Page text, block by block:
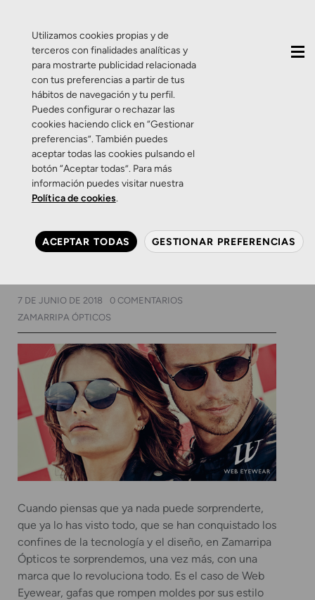
Etiqueta:Gafas de sol
vintage
Productos Zamarripa
Con gafas Web Eyewear
harás realidad tu sueño de
7 DE JUNIO DE 2018
0 COMENTARIOS
ZAMARRIPA ÓPTICOS
Cuando piensas que ya nada puede sorprenderte,
que ya lo has visto todo, que se han conquistado los
confines de la tecnología y el diseño, en Zamarripa
Ópticos te sorprendemos, una vez más, con una
marca que lo revoluciona todo. Es el caso de Web
Eyewear, gafas que rompen moldes por sus estilo
Utilizamos cookies propias y de
terceros con finalidades analíticas y
para mostrarte publicidad relacionada
con tus preferencias a partir de tus
hábitos de navegación y tu perfil.
Puedes configurar o rechazar las
cookies haciendo click en “Gestionar
preferencias”. También puedes
aceptar todas las cookies pulsando el
botón “Aceptar todas”. Para más
información puedes visitar nuestra
Política de cookies.
ACEPTAR TODAS GESTIONAR PREFERENCIAS